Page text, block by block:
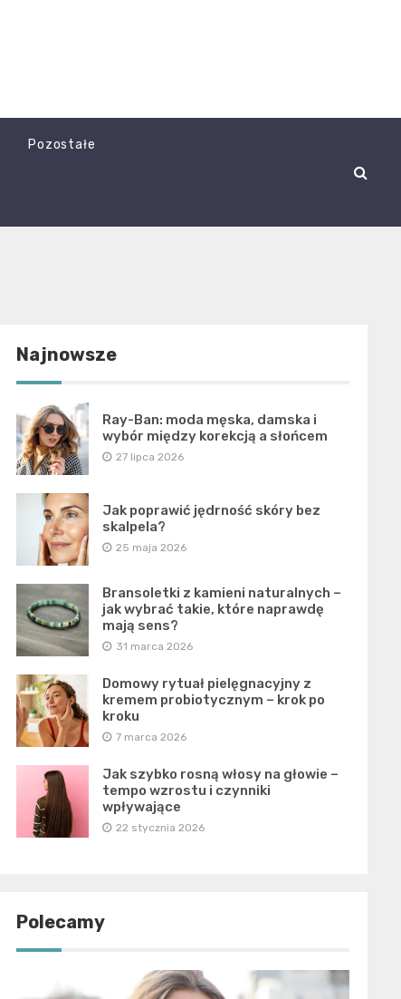
Pozostałe
Najnowsze
Ray-Ban: moda męska, damska i
wybór między korekcją a słońcem
27 lipca 2026
Jak poprawić jędrność skóry bez
skalpela?
25 maja 2026
Bransoletki z kamieni naturalnych –
jak wybrać takie, które naprawdę
mają sens?
31 marca 2026
Domowy rytuał pielęgnacyjny z
kremem probiotycznym – krok po
kroku
7 marca 2026
Jak szybko rosną włosy na głowie –
tempo wzrostu i czynniki
wpływające
22 stycznia 2026
Polecamy